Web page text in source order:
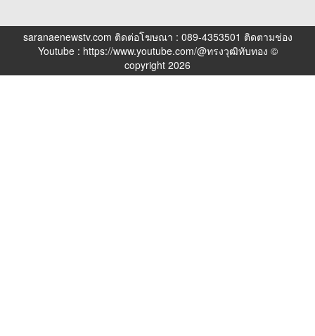
saranaenewstv.com ติดต่อโฆษณา : 089-4353501 ติดตามช่อง
Youtube : https://www.youtube.com/@ทรงวุฒิทับทอง ©
copyright 2026